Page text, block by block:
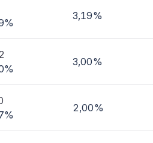
3,19%
3,00%
2,00%